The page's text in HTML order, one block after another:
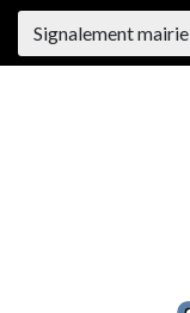
Signalement mairie